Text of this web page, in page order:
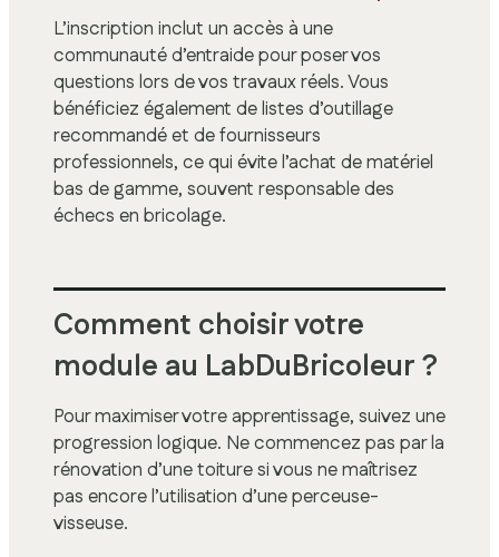
L’inscription inclut un accès à une
communauté d’entraide pour poser vos
questions lors de vos travaux réels. Vous
bénéficiez également de listes d’outillage
recommandé et de fournisseurs
professionnels, ce qui évite l’achat de matériel
bas de gamme, souvent responsable des
échecs en bricolage.
Comment choisir votre
module au LabDuBricoleur ?
Pour maximiser votre apprentissage, suivez une
progression logique. Ne commencez pas par la
rénovation d’une toiture si vous ne maîtrisez
pas encore l’utilisation d’une perceuse-
visseuse.